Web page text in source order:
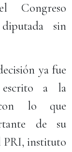
Congreso
sin
ya fue
a la
con lo que
de su
PRI, instituto